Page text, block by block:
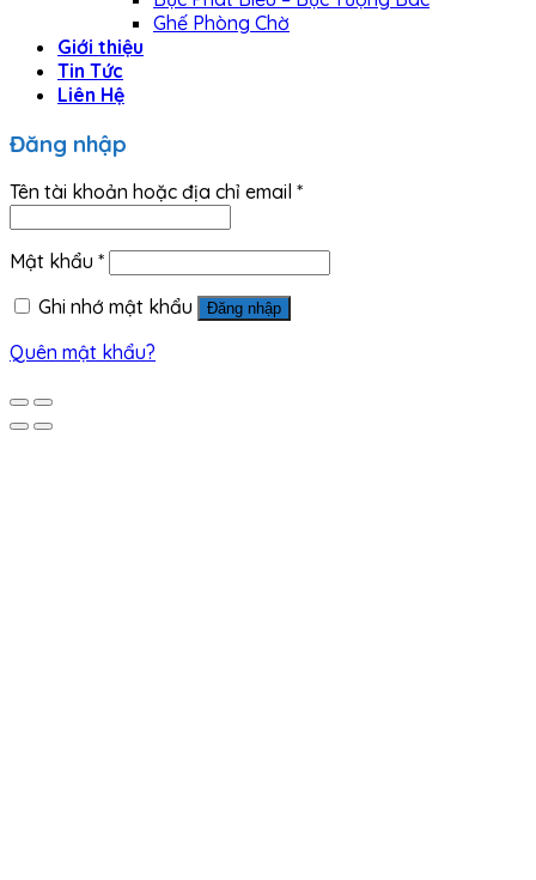
Ghế Phòng Chờ
Giới thiệu
Tin Tức
Liên Hệ
Đăng nhập
Tên tài khoản hoặc địa chỉ email *
Mật khẩu *
Ghi nhớ mật khẩu
Đăng nhập
Quên mật khẩu?